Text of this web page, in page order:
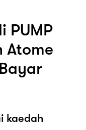
PUMP
Atome
kaedah